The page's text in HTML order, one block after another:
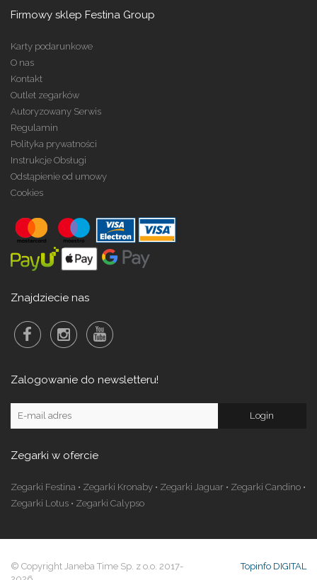
Firmowy sklep Festina Group
Karty podarunkowe
O nas
Kontakt
Outlet zegarków
Autoryzowany Serwis
Regulamin
Polityka prywatności
Instrukcje Obsługi
Odstąpienie od umowy
Cookies
Znajdziecie nas
Zalogowanie do newsletteru!
Zegarki w ofercie
Zegarki Festina • Zegarki Kronaby • Zegarki Jaguar • Zegarki Candino •
Zegarki Lotus • Zegarki Calypso
© Copyright Janeba Time Sp. z o.o. 2017-
Topinfo DIGITAL